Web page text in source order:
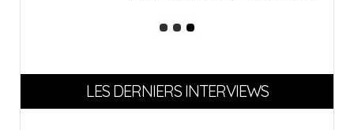
LES DERNIERS INTERVIEWS